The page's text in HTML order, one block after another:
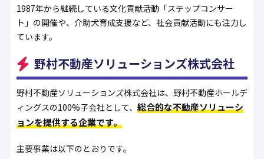
1987年から継続している文化貢献活動「ステップコンサー
ト」の開催や、介助犬育成支援など、社会貢献活動にも注力し
ています。
野村不動産ソリューションズ株式会社
野村不動産ソリューションズ株式会社は、野村不動産ホールデ
ィングスの100%子会社として、 総合的な不動産ソリューシ
ョンを提供する企業です。
主要事業は以下のとおりです。